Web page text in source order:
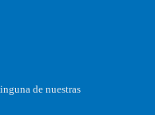
de nuestras